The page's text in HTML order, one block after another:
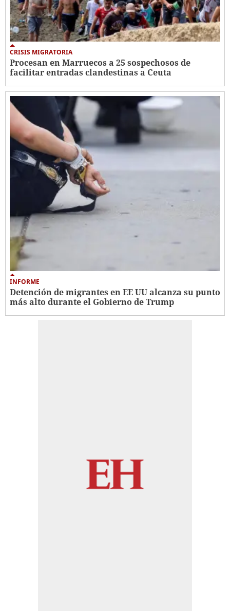
CRISIS MIGRATORIA
Procesan en Marruecos a 25 sospechosos de
facilitar entradas clandestinas a Ceuta
INFORME
Detención de migrantes en EE UU alcanza su punto
más alto durante el Gobierno de Trump